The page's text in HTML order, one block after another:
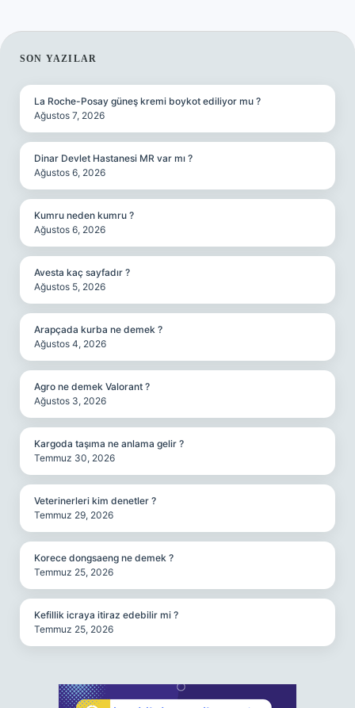
SIDEBAR
SON YAZILAR
La Roche-Posay güneş kremi boykot ediliyor mu ?
Ağustos 7, 2026
Dinar Devlet Hastanesi MR var mı ?
Ağustos 6, 2026
Kumru neden kumru ?
Ağustos 6, 2026
Avesta kaç sayfadır ?
Ağustos 5, 2026
Arapçada kurba ne demek ?
Ağustos 4, 2026
Agro ne demek Valorant ?
Ağustos 3, 2026
Kargoda taşıma ne anlama gelir ?
Temmuz 30, 2026
Veterinerleri kim denetler ?
Temmuz 29, 2026
Korece dongsaeng ne demek ?
Temmuz 25, 2026
Kefillik icraya itiraz edebilir mi ?
Temmuz 25, 2026